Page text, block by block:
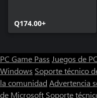
Q174.00+
PC Game Pass Juegos de
Windows Soporte técnico
la comunidad Advertencia
de Microsoft Soporte